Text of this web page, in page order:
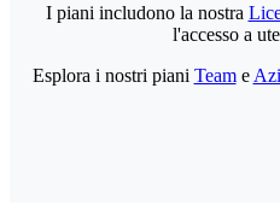
I piani includono la nostra
l'accesso a
Esplora i nostri piani Teame